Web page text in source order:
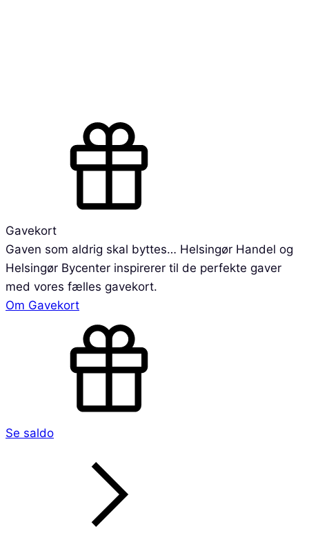
Gavekort
Gaven som aldrig skal byttes… Helsingør Handel og
Helsingør Bycenter inspirerer til de perfekte gaver
med vores fælles gavekort.
Om Gavekort
Se saldo